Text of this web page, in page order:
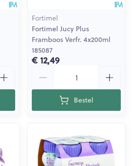
Fortimel
Fortimel Jucy Plus
Framboos Verfr. 4x200ml
185087
€ 12,49
Bestel